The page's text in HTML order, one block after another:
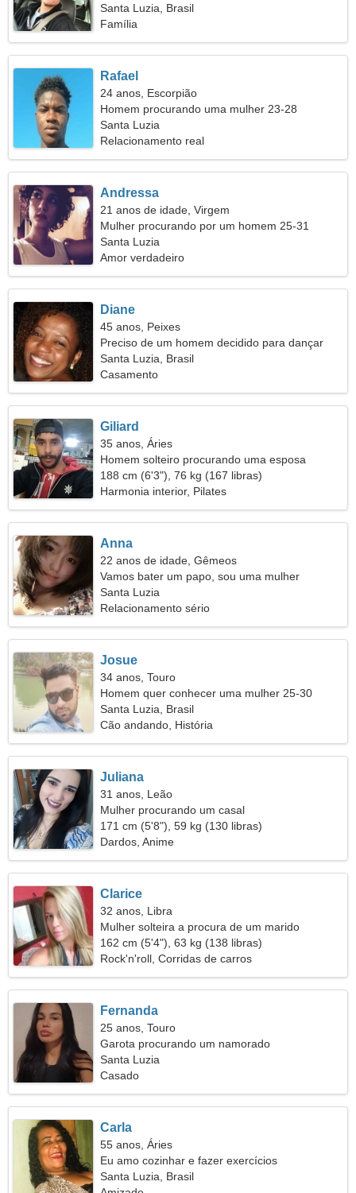
Santa Luzia, Brasil
Família
Rafael
24 anos, Escorpião
Homem procurando uma mulher 23-28
Santa Luzia
Relacionamento real
Andressa
21 anos de idade, Virgem
Mulher procurando por um homem 25-31
Santa Luzia
Amor verdadeiro
Diane
45 anos, Peixes
Preciso de um homem decidido para dançar
juntos
Santa Luzia, Brasil
Casamento
Giliard
35 anos, Áries
Homem solteiro procurando uma esposa
188 cm (6'3"), 76 kg (167 libras)
Harmonia interior, Pilates
Anna
22 anos de idade, Gêmeos
Vamos bater um papo, sou uma mulher
incendiária
Santa Luzia
Relacionamento sério
Josue
34 anos, Touro
Homem quer conhecer uma mulher 25-30
Santa Luzia, Brasil
Cão andando, História
Juliana
31 anos, Leão
Mulher procurando um casal
171 cm (5'8"), 59 kg (130 libras)
Dardos, Anime
Clarice
32 anos, Libra
Mulher solteira a procura de um marido
162 cm (5'4"), 63 kg (138 libras)
Rock'n'roll, Corridas de carros
Fernanda
25 anos, Touro
Garota procurando um namorado
Santa Luzia
Casado
Carla
55 anos, Áries
Eu amo cozinhar e fazer exercícios
Santa Luzia, Brasil